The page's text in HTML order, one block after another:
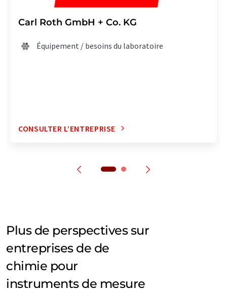
Carl Roth GmbH + Co. KG
Équipement / besoins du laboratoire
CONSULTER L’ENTREPRISE
Plus de perspectives sur
entreprises de de
chimie pour
instruments de mesure